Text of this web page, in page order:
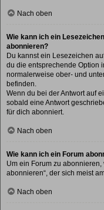
Nach oben
Wie kann ich ein
abonnieren?
Du kannst ein Lesezeichen
du die entsprechende Option
normalerweise ober- und
befinden.
Wenn du bei der Antwort auf
sobald eine Antwort
für dich abonniert.
Nach oben
Wie kann ich ein Forum
Um ein Forum zu
abonnieren“, der sich meist
Nach oben